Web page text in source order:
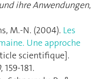
ihre Anwendungen,
M.-N. (2004). Les
Une approche
scientifique].
, 159‑181.